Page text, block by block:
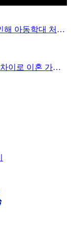
아동학대 신고 훈육이라고 생각한 행위로 인해 아동학대 처벌을 받을 수도 있는 시대 억울한 일 당하지 않게 형사전문변호사가 조언해드립니다
집 사느냐 마느냐 그것이 문제로다, 가치관 차이로 이혼 가능한가